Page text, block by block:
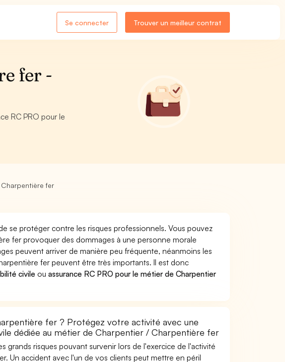
Se connecter Trouver un meilleur contrat
fer -
RC PRO pour le
fer
se protéger contre les risques professionnels. Vous pouvez
fer provoquer des dommages à une personne morale
peuvent arriver de manière peu fréquente, néanmoins les
fer peuvent être très importants. Il est donc
civile ouassurance RC PRO pour le métier de Charpentier
fer ? Protégez votre activité avec une
dédiée au métier de Charpentier / Charpentière fer
grands risques pouvant survenir lors de l'exercice de l'activité
Un accident avec l'un de vos clients peut mettre en péril